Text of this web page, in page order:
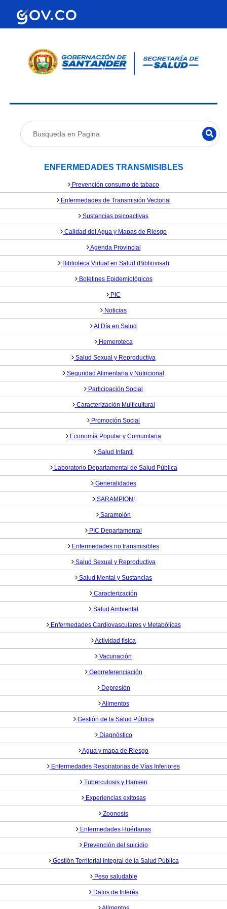
ENFERMEDADES TRANSMISIBLES
Prevención consumo de tabaco
Enfermedades de Transmisión Vectorial
Sustancias psicoactivas
Calidad del Agua y Mapas de Riesgo
Agenda Provincial
Biblioteca Virtual en Salud (Bibliovisal)
Boletines Epidemiológicos
PIC
Noticias
Al Día en Salud
Hemeroteca
Salud Sexual y Reproductiva
Seguridad Alimentaria y Nutricional
Participación Social
Caracterización Multicultural
Promoción Social
Economía Popular y Comunitaria
Salud Infantil
Laboratorio Departamental de Salud Pública
Generalidades
SARAMPION!
Sarampión
PIC Departamental
Enfermedades no transmisibles
Salud Sexual y Reproductiva
Salud Mental y Sustancias
Caracterización
Salud Ambiental
Enfermedades Cardiovasculares y Metabólicas
Actividad física
Vacunación
Georreferenciación
Depresión
Alimentos
Gestión de la Salud Pública
Diagnóstico
Agua y mapa de Riesgo
Enfermedades Respiratorias de Vías Inferiores
Tuberculosis y Hansen
Experiencias exitosas
Zoonosis
Enfermedades Huérfanas
Prevención del suicidio
Gestión Territorial Integral de la Salud Pública
Peso saludable
Datos de Interés